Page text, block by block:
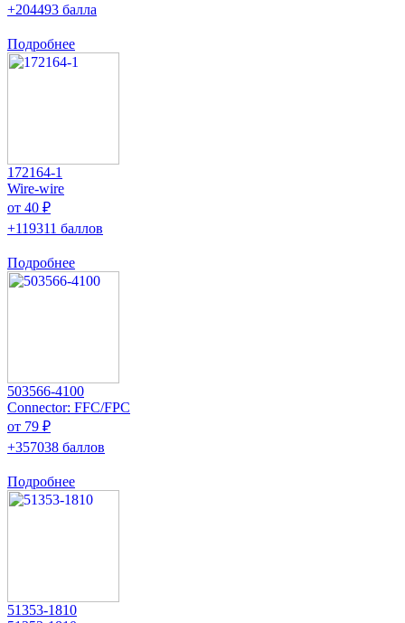
+204493 балла
Подробнее
172164-1
Wire-wire
от 40 ₽
+119311 баллов
Подробнее
503566-4100
Connector: FFC/FPC
от 79 ₽
+357038 баллов
Подробнее
51353-1810